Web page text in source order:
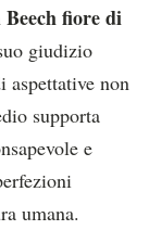
Beech fiore di
giudizio
aspettative non
supporta
e
umana.